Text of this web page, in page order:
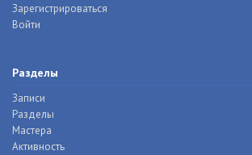
Зарегистрироваться
Войти
Разделы
Записи
Разделы
Мастера
Активность